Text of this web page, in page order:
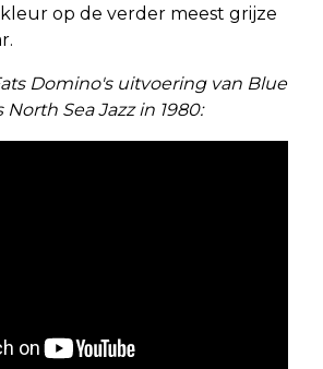
op de verder meest grijze
Domino's uitvoering van Blue
Sea Jazz in 1980: